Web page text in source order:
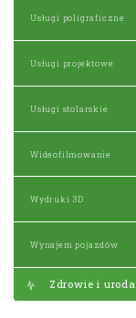
Usługi poligraficzne
Usługi projektowe
Usługi stolarskie
Wideofilmowanie
Wydruki 3D
Wynajem pojazdów
Zdrowie i uroda